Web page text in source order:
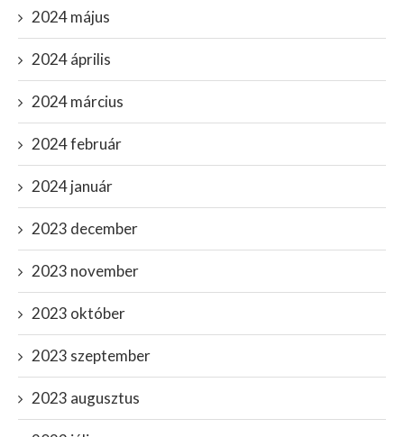
2024 május
2024 április
2024 március
2024 február
2024 január
2023 december
2023 november
2023 október
2023 szeptember
2023 augusztus